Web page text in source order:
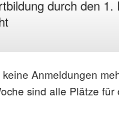
durch den 1.
Anmeldungen
sind alle Plätze